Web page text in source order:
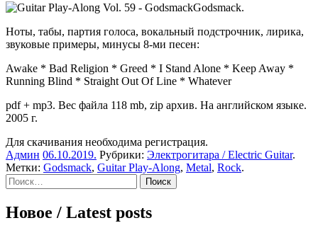
Godsmack.
Ноты, табы, партия голоса, вокальный подстрочник, лирика,
звуковые примеры, минусы 8-ми песен:
Awake * Bad Religion * Greed * I Stand Alone * Keep Away *
Running Blind * Straight Out Of Line * Whatever
pdf + mp3. Вес файла 118 mb, zip архив. На английском языке.
2005 г.
Для скачивания необходима регистрация.
Админ 06.10.2019. Рубрики: Электрогитара / Electric Guitar.
Метки: Godsmack, Guitar Play-Along, Metal, Rock.
Sidebar
Найти:
Новое / Latest posts